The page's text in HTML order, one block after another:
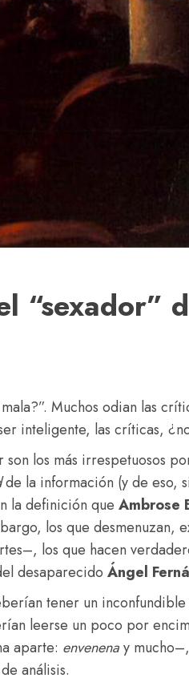
“sexador”
Muchos odian las
inteligente, las críticas,
los más irrespetuosos
de la información (y de eso,
la definición que Ambrose
los que
los que hacen
desaparecido Ángel
tener un
leerse un poco por
aparte: envenenay
análisis.